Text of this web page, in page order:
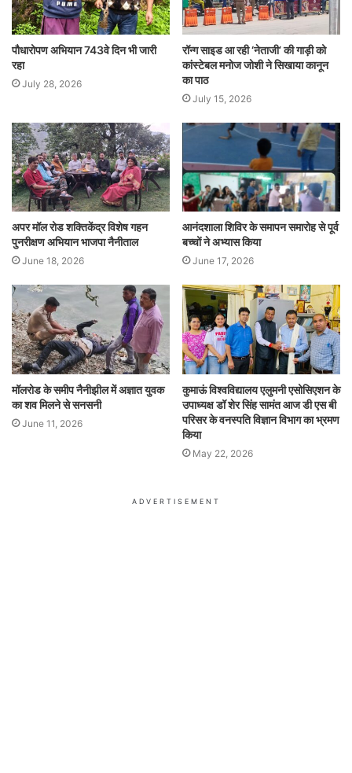
पौधारोपण अभियान 743वे दिन भी जारी
रहा
July 28, 2026
रॉन्ग साइड आ रही ‘नेताजी’ की गाड़ी को
कांस्टेबल मनोज जोशी ने सिखाया कानून
का पाठ
July 15, 2026
अपर मॉल रोड शक्तिकेंद्र विशेष गहन
पुनरीक्षण अभियान भाजपा नैनीताल
June 18, 2026
आनंदशाला शिविर के समापन समारोह से पूर्व
बच्चों ने अभ्यास किया
June 17, 2026
मॉलरोड के समीप नैनीझील में अज्ञात युवक
का शव मिलने से सनसनी
June 11, 2026
कुमाऊं विश्वविद्यालय एलुमनी एसोसिएशन के
उपाध्यक्ष डॉ शेर सिंह सामंत आज डी एस बी
परिसर के वनस्पति विज्ञान विभाग का भ्रमण
किया
May 22, 2026
ADVERTISEMENT